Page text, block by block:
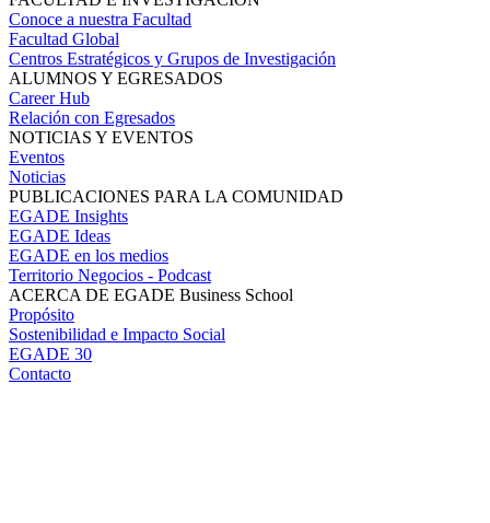
Conoce a nuestra Facultad
Facultad Global
Centros Estratégicos y Grupos de Investigación
ALUMNOS Y EGRESADOS
Career Hub
Relación con Egresados
NOTICIAS Y EVENTOS
Eventos
Noticias
PUBLICACIONES PARA LA COMUNIDAD
EGADE Insights
EGADE Ideas
EGADE en los medios
Territorio Negocios - Podcast
ACERCA DE EGADE Business School
Propósito
Sostenibilidad e Impacto Social
EGADE 30
Contacto